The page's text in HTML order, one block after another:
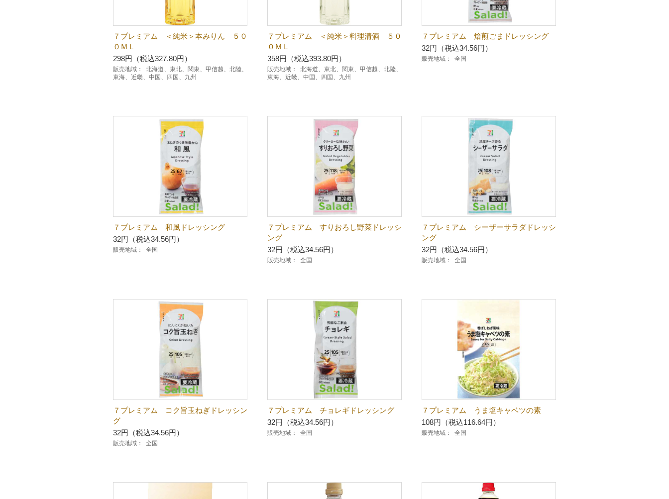
７プレミアム ＜純米＞本みりん ５０
０ＭＬ
298円（税込327.80円）
販売地域：
北海道、東北、関東、甲信越、北陸、
東海、近畿、中国、四国、九州
７プレミアム ＜純米＞料理清酒 ５０
０ＭＬ
358円（税込393.80円）
販売地域：
北海道、東北、関東、甲信越、北陸、
東海、近畿、中国、四国、九州
７プレミアム 焙煎ごまドレッシング
32円（税込34.56円）
販売地域： 全国
７プレミアム 和風ドレッシング
32円（税込34.56円）
販売地域： 全国
７プレミアム すりおろし野菜ドレッシ
ング
32円（税込34.56円）
販売地域： 全国
７プレミアム シーザーサラダドレッシ
ング
32円（税込34.56円）
販売地域： 全国
７プレミアム コク旨玉ねぎドレッシン
グ
32円（税込34.56円）
販売地域： 全国
７プレミアム チョレギドレッシング
32円（税込34.56円）
販売地域： 全国
７プレミアム うま塩キャベツの素
108円（税込116.64円）
販売地域： 全国